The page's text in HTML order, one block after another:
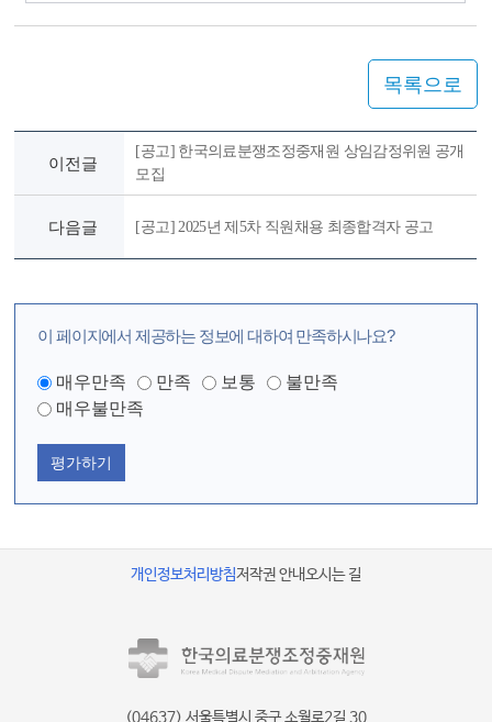
목록으로
이전글
[공고] 한국의료분쟁조정중재원 상임감정위원 공개
모집
다음글 [공고] 2025년 제5차 직원채용 최종합격자 공고
이 페이지에서 제공하는 정보에 대하여 만족하시나요?
매우만족 만족 보통
불만족
매우불만족
평가하기
개인정보처리방침저작권 안내오시는 길
(04637) 서울특별시 중구 소월로2길 30